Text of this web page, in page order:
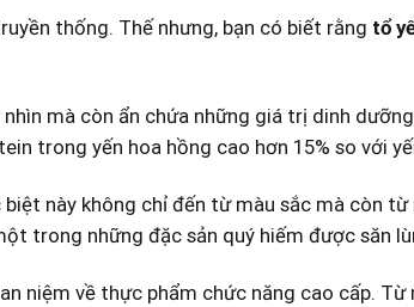
thống. Thế nhưng, bạn có biết rằng tổ
mà còn‌ ẩn chứa những⁢ giá⁢ trị dinh
trong yến hoa hồng cao hơn 15% ⁣so⁣ với
này không chỉ đến từ màu sắc mà còn
trong những đặc​ sản quý hiếm ⁣được săn
niệm ‍về thực‌ phẩm chức năng cao cấp.